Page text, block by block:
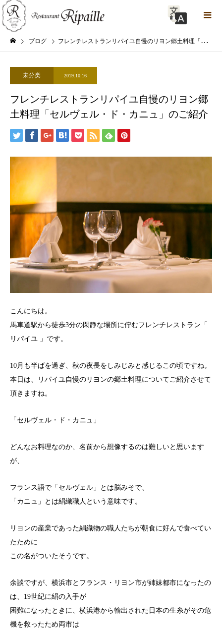
ブログ フレンチレストランリパイユ自慢のリヨン郷土料理「セルヴェル・ド・カニュ」のご紹介
未分类 2019.10.16
フレンチレストランリパイユ自慢のリヨン郷
土料理「セルヴェル・ド・カニュ」のご紹介
こんにちは。
馬車道駅から徒歩3分の閑静な場所に佇むフレンチレストラン「
リパイユ 」です。
10月も半ばを過ぎ、秋の夜長をしみじみと感じるこの頃ですね。
本日は、リパイユ自慢のリヨンの郷土料理についてご紹介させて
頂きますね。
「セルヴェル・ド・カニュ」
どんなお料理なのか、名前から想像するのは難しいと思います
が、
フランス語で「セルヴェル」とは脳みそで、
「カニュ」とは絹織職人という意味です。
リヨンの産業であった絹織物の職人たちが朝食に好んで食べてい
たために
この名がついたそうです。
余談ですが、横浜市とフランス・リヨン市が姉妹都市になったの
は、19世紀に絹の入手が
困難になったときに、横浜港から輸出された日本の生糸がその危
機を救ったため両市は